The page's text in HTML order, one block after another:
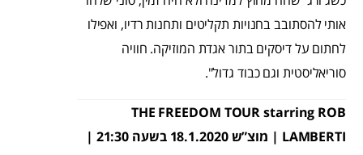
אותי להסתובב בחנויות תקליטים ותחנות רדיו, ואפילו
לחתום על דיסקים בתור אגדת המוזיקה. חוויה
סוריאליסטית וגם כבוד גדול".
THE FREEDOM TOUR starring ROB
LAMBERTI | מוצ”ש 18.1.2020 בשעה 21:30 |